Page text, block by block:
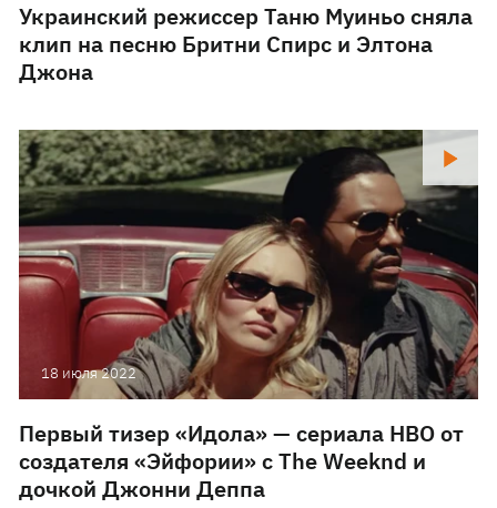
Украинский режиссер Таню Муиньо сняла
клип на песню Бритни Спирс и Элтона
Джона
18 июля 2022
Первый тизер «Идола» — сериала HBO от
создателя «Эйфории» с The Weeknd и
дочкой Джонни Деппа